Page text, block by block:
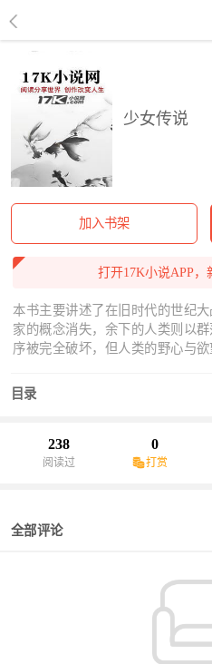
少女传说
加入书架
打开17K小说APP
本书主要讲述了在旧时代的世纪
家的概念消失，余下的人类则以
序被完全破坏，但人类的野心与
目录
238
阅读过
0
打赏
全部评论